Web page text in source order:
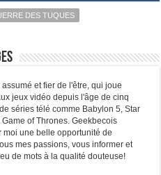
DES TUQUES
et fier de l'être, qui joue
jeux vidéo depuis l'âge de cinq
séries télé comme Babylon 5, Star
Game of Thrones. Geekbecois
moi une belle opportunité de
mes passions, vous informer et
de mots à la qualité douteuse!